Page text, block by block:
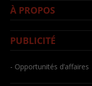
À PROPOS
PUBLICITÉ
- Opportunités d’affaires